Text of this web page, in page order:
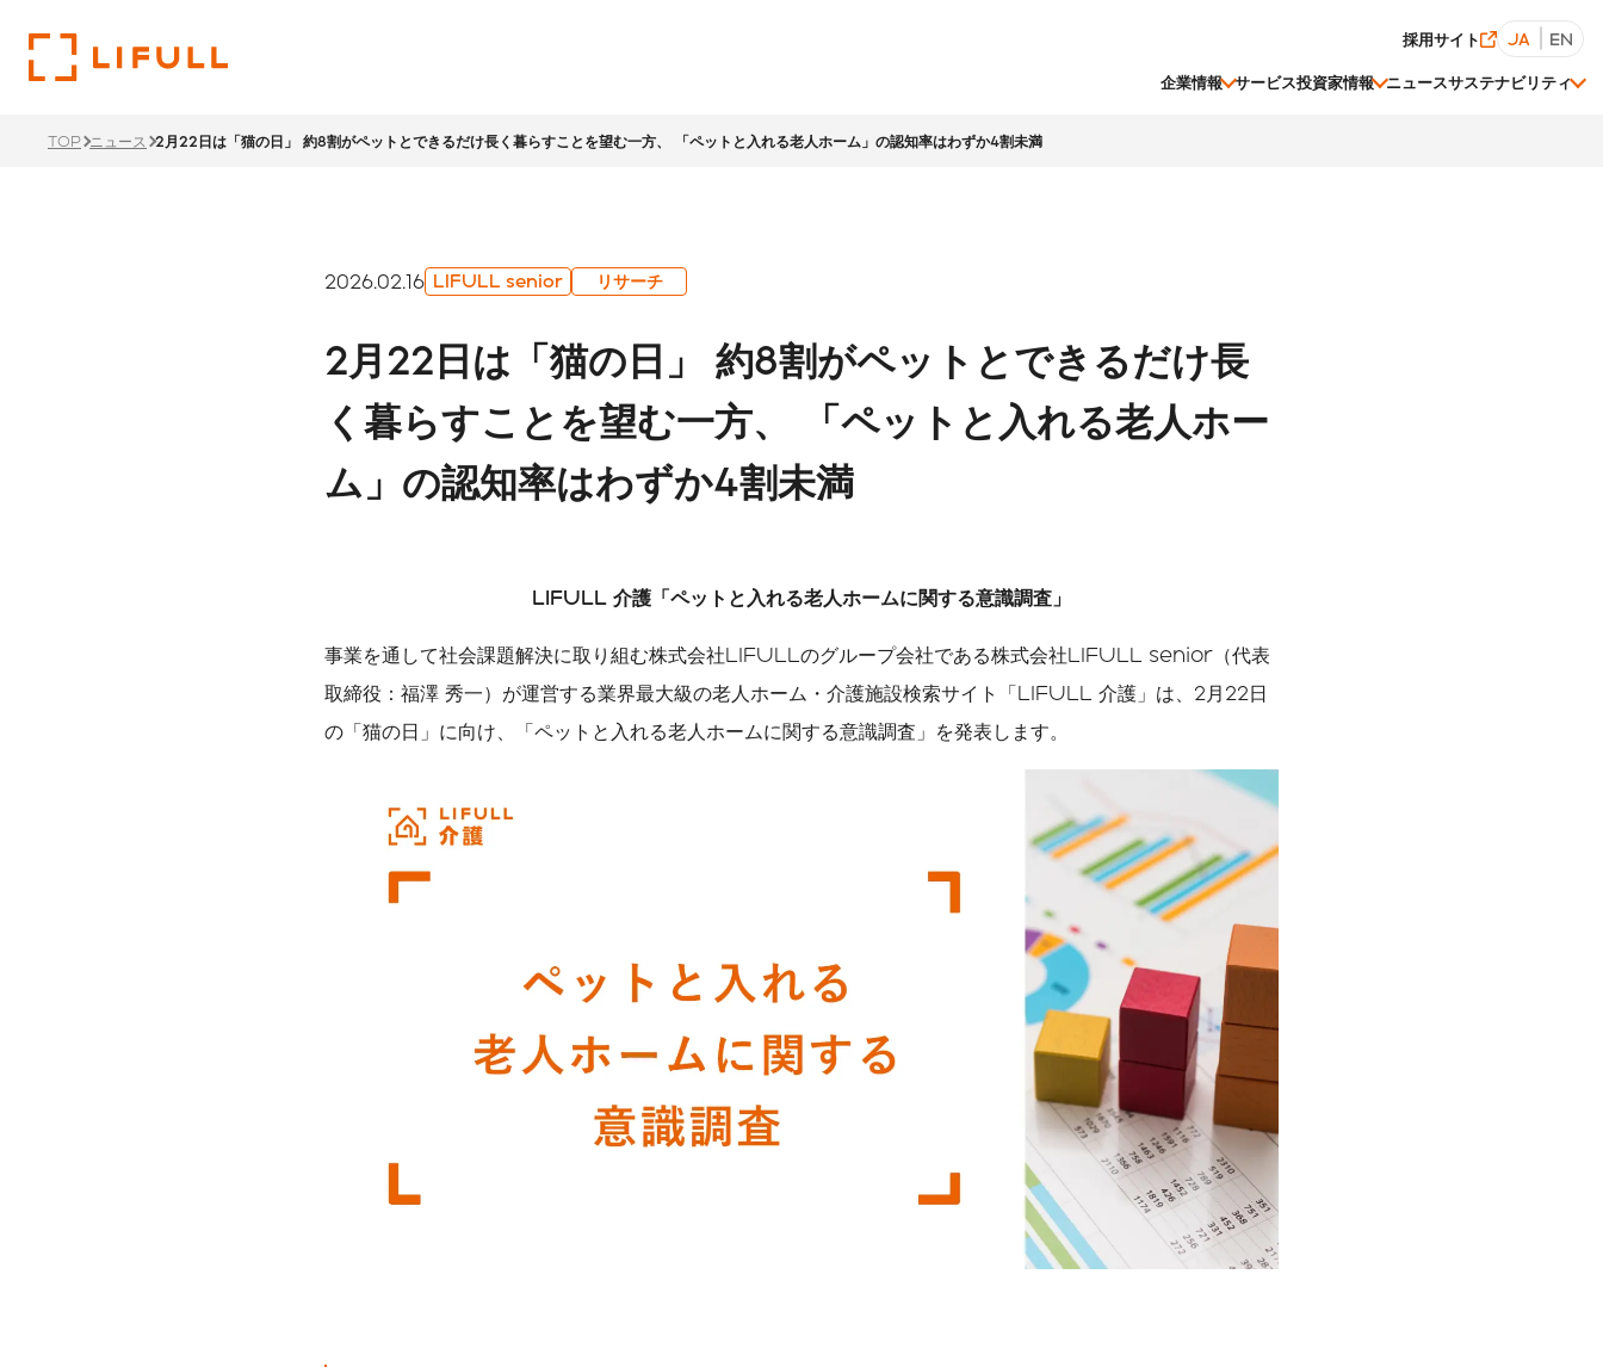
採用サイト JA EN
企業情報
LIFULLアジェンダ
沿革
数字で見る
LIFULL
グループ会社・その他関連会社一覧
本社・支店・営業
その他
ソーシャルメディアガイ
CMギャラリー
メディア掲載履歴
サービス投資家情報
株主総会
アニュアルレポート
株主還元について 中期経営計画 事業概況 事業等のリスク
IRカレンダー
IRに関するお問合
ニュースサステナビリティ
リティ経営
サステナビリティ課題
ステークホルダーエンゲージメ
ント
価値創造プロセス
人材
経営理念の実現と企
業文化
個人への投資
人権の尊重
ンス
コンプライアンス
（企業倫理）
地域・社会貢献
TOP ニュース 2月22日は「猫の日」 約8割がペットとできるだけ長く暮らすことを望む一方、 「ペットと入れる老人ホーム」の認知率はわずか4割未満
2026.02.16 LIFULL senior リサーチ
2月22日は「猫の日」 約8割がペットとできるだけ長
く暮らすことを望む一方、 「ペットと入れる老人ホー
ム」の認知率はわずか4割未満
LIFULL 介護「ペットと入れる老人ホームに関する意識調査」
事業を通して社会課題解決に取り組む株式会社LIFULLのグループ会社である株式会社LIFULL senior（代表
取締役：福澤 秀一）が運営する業界最大級の老人ホーム・介護施設検索サイト「LIFULL 介護」は、2月22日
の「猫の日」に向け、「ペットと入れる老人ホームに関する意識調査」を発表します。